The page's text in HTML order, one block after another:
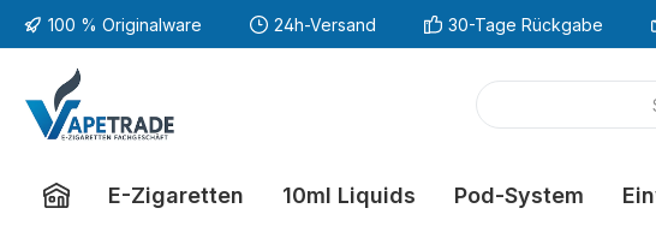
Hauptinhalt springen
Zur Suche springen
Zur Hauptnavigation springen
100 % Originalware 24h-Versand 30-Tage Rückgabe
E-Zigaretten 10ml Liquids Pod-System